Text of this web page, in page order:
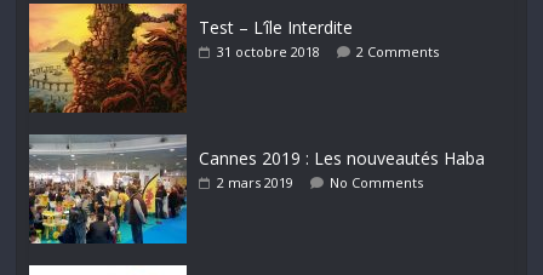
Test – L’île Interdite
31 octobre 2018 2 Comments
Cannes 2019 : Les nouveautés Haba
2 mars 2019 No Comments